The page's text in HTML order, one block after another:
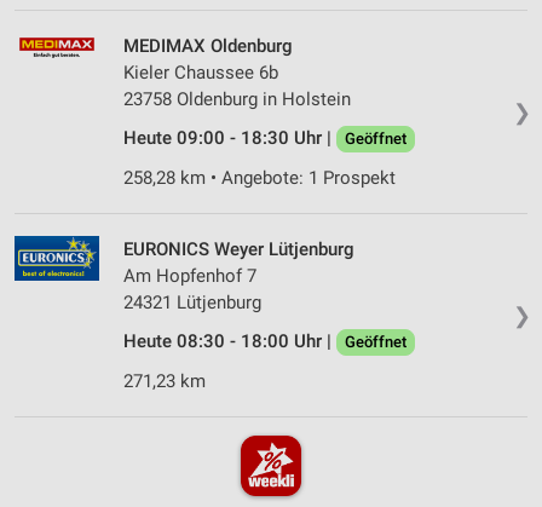
❯
MEDIMAX Oldenburg
Kieler Chaussee 6b
23758 Oldenburg in Holstein
Heute 09:00 - 18:30 Uhr |
Geöffnet
258,28 km • Angebote: 1 Prospekt
❯
EURONICS Weyer Lütjenburg
Am Hopfenhof 7
24321 Lütjenburg
Heute 08:30 - 18:00 Uhr |
Geöffnet
271,23 km